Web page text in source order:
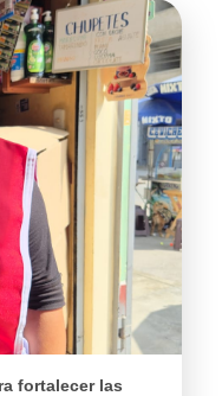
fortalecer las